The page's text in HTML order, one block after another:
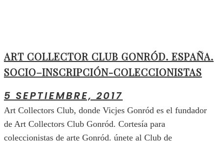
ART COLLECTOR CLUB GONRÓD. ESPAÑA.
SOCIO–INSCRIPCIÓN-COLECCIONISTAS
5 SEPTIEMBRE, 2017
Art Collectors Club, donde Vicjes Gonród es el fundador
de Art Collectors Club Gonród. Cortesía para
coleccionistas de arte Gonród. únete al Club de